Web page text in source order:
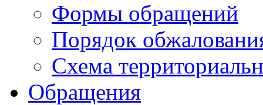
Формы обращений
Порядок
Схема
Обращения